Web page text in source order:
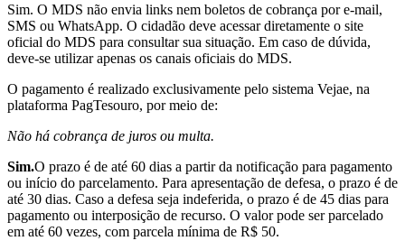
Sim. O MDS não envia links nem boletos de cobrança por e-mail,
SMS ou WhatsApp. O cidadão deve acessar diretamente o site
oficial do MDS para consultar sua situação. Em caso de dúvida,
deve-se utilizar apenas os canais oficiais do MDS.
O pagamento é realizado exclusivamente pelo sistema Vejae, na
plataforma PagTesouro, por meio de:
Não há cobrança de juros ou multa.
Sim.O prazo é de até 60 dias a partir da notificação para pagamento
ou início do parcelamento. Para apresentação de defesa, o prazo é de
até 30 dias. Caso a defesa seja indeferida, o prazo é de 45 dias para
pagamento ou interposição de recurso. O valor pode ser parcelado
em até 60 vezes, com parcela mínima de R$ 50.